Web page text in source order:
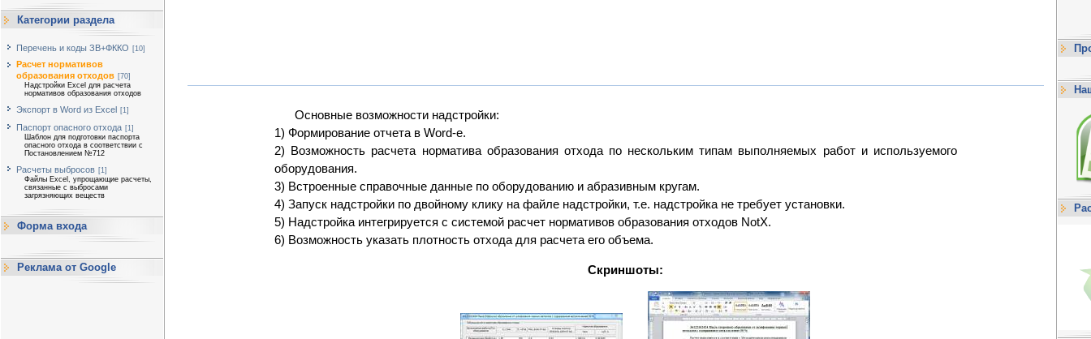
Категории раздела
Перечень и коды ЗВ+ФККО [10]
Расчет нормативов
образования отходов [70]
Надстройки Excel для расчета
нормативов образования отходов
Экспорт в Word из Excel [1]
Паспорт опасного отхода [1]
Шаблон для подготовки паспорта
опасного отхода в соответствии с
Постановлением №712
Расчеты выбросов [1]
Файлы Excel, упрощающие расчеты,
связанные с выбросами
загрязняющих веществ
Форма входа
Реклама от Google
Основные возможности надстройки:
1) Формирование отчета в Word-е.
2) Возможность расчета норматива образования отхода по нескольким типам выполняемых работ и используемого
оборудования.
3) Встроенные справочные данные по оборудованию и абразивным кругам.
4) Запуск надстройки по двойному клику на файле надстройки, т.е. надстройка не требует установки.
5) Надстройка интегрируется с системой расчет нормативов образования отходов NotX.
6) Возможность указать плотность отхода для расчета его объема.
Скриншоты: